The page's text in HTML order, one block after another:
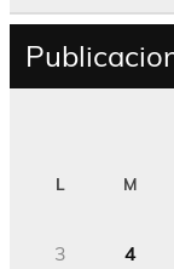
L M
3
4